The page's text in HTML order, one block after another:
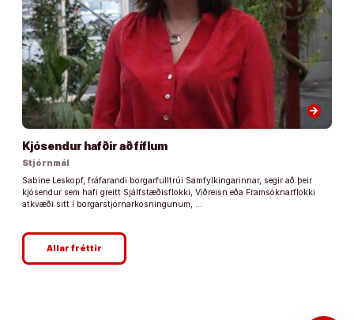
arrow_forward
Kjósendur hafðir að fíflum
Stjórnmál
Sabine Leskopf, fráfarandi borgarfulltrúi Samfylkingarinnar, segir að þeir
kjósendur sem hafi greitt Sjálfstæðisflokki, Viðreisn eða Framsóknarflokki
atkvæði sitt í borgarstjórnarkosningunum, …
Allar fréttir